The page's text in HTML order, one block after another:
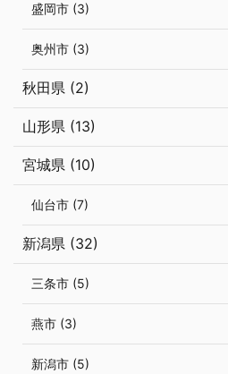
盛岡市 (3)
奥州市 (3)
秋田県 (2)
山形県 (13)
宮城県 (10)
仙台市 (7)
新潟県 (32)
三条市 (5)
燕市 (3)
新潟市 (5)